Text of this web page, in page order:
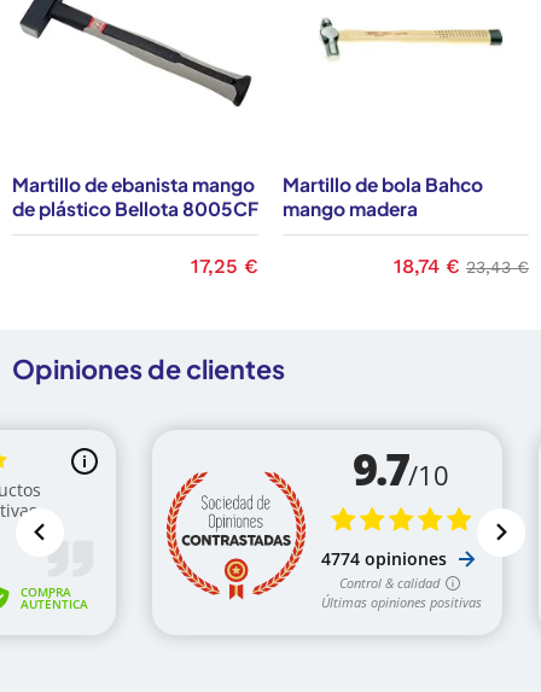
Martillo de ebanista mango
de plástico Bellota 8005CF
Precio
17,25 €
Martillo de bola Bahco
mango madera
Precio
18,74 € Precio
23,43 €
Opiniones de clientes